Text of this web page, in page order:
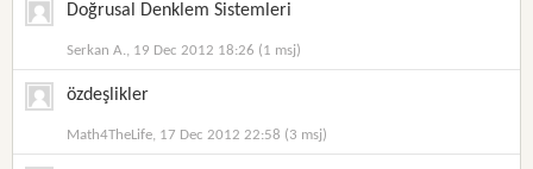
Doğrusal Denklem Sistemleri
Serkan A., 19 Dec 2012 18:26 (1 msj)
özdeşlikler
Math4TheLife, 17 Dec 2012 22:58 (3 msj)